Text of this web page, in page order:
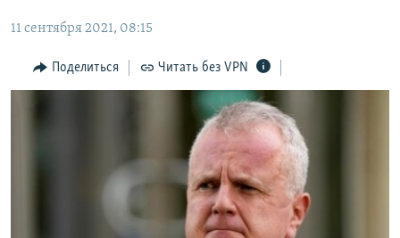
главной
навигации
Вернутся
11 ЛЕТ ОККУПАЦИИ КРЫМА. 11 ИСТОРИЙ СОПРОТИВЛЕНИЯ
ЕЩЕ
ИНТЕРАКТИВ
СОВЕТЫ ПРАВОЗАЩИТНИКОВ
ПОБЕДИТЕЛЕЙ НЕ СУДЯТ?
РАДІО СВОБОДА
11 сентября 2021, 08:15
Поделиться Читать без VPN